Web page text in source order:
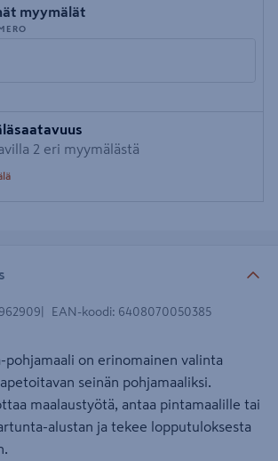
myymälät
2 eri myymälästä
EAN-koodi: 6408070050385
pohjamaali on erinomainen valinta
seinän pohjamaaliksi.
maalaustyötä, antaa pintamaalille tai
alustan ja tekee lopputuloksesta